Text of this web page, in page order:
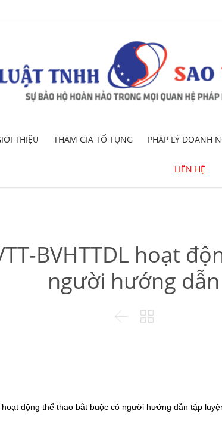
to
THIỆU THAM GIA TỐ TỤNG PHÁP LÝ DOANH
LIÊN HỆ
BVHTTDL hoạt
người hướng dẫn
 
động thể thao bắt buộc có người hướng dẫn tập